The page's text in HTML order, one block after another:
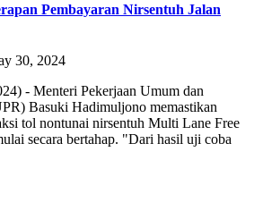
Pembayaran Nirsentuh Jalan
30, 2024
- Menteri Pekerjaan Umum dan
Basuki Hadimuljono memastikan
tol nontunai nirsentuh Multi Lane Free
secara bertahap. "Dari hasil uji coba